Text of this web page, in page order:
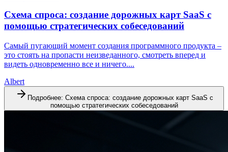
Схема спроса: создание дорожных карт SaaS с
помощью стратегических собеседований
Самый пугающий момент создания программного продукта –
это стоять на пропасти неизведанного, смотреть вперед и
видеть одновременно все и ничего....
Albert
Подробнее: Схема спроса: создание дорожных карт SaaS с
помощью стратегических собеседований